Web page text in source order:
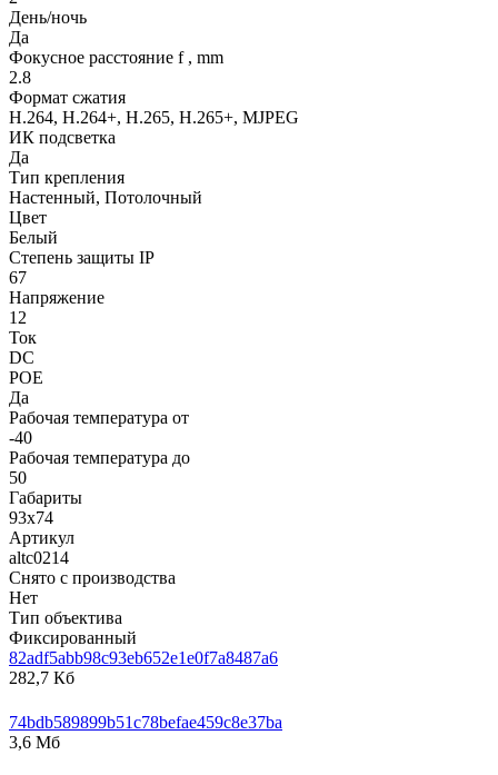
День/ночь
Да
Фокусное расстояние f , mm
2.8
Формат сжатия
H.264, H.264+, H.265, H.265+, MJPEG
ИК подсветка
Да
Тип крепления
Настенный, Потолочный
Цвет
Белый
Степень защиты IP
67
Напряжение
12
Ток
DC
POE
Да
Рабочая температура от
-40
Рабочая температура до
50
Габариты
93х74
Артикул
altc0214
Снято с производства
Нет
Тип объектива
Фиксированный
82adf5abb98c93eb652e1e0f7a8487a6
282,7 Кб
74bdb589899b51c78befae459c8e37ba
3,6 Мб